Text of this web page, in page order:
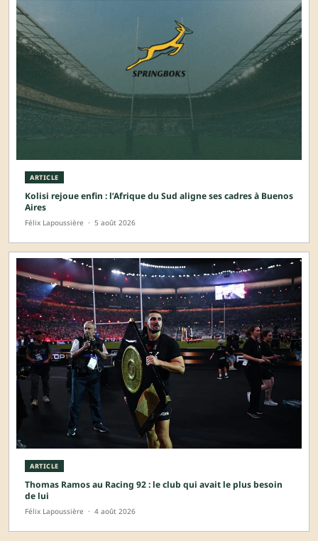
ARTICLE
Kolisi rejoue enfin : l’Afrique du Sud aligne ses cadres à Buenos
Aires
Félix Lapoussière · 5 août 2026
ARTICLE
Thomas Ramos au Racing 92 : le club qui avait le plus besoin
de lui
Félix Lapoussière · 4 août 2026